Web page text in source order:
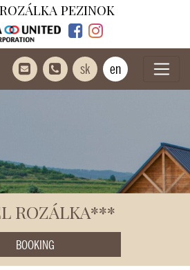
PEZINOK
sk en
ROZÁLKA***
BOOKING